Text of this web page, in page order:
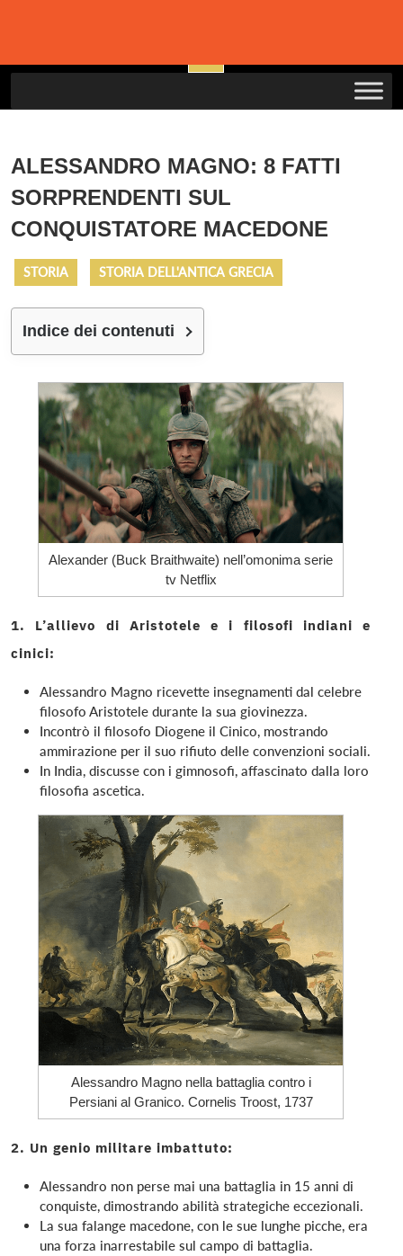
ALESSANDRO MAGNO: 8 FATTI
SORPRENDENTI SUL
CONQUISTATORE MACEDONE
STORIA STORIA DELL'ANTICA GRECIA
Indice dei contenuti
Alexander (Buck Braithwaite) nell’omonima serie
tv Netflix
1. L’allievo di Aristotele e i filosofi indiani e
cinici:
Alessandro Magno ricevette insegnamenti dal celebre
filosofo Aristotele durante la sua giovinezza.
Incontrò il filosofo Diogene il Cinico, mostrando
ammirazione per il suo rifiuto delle convenzioni sociali.
In India, discusse con i gimnosofi, affascinato dalla loro
filosofia ascetica.
Alessandro Magno nella battaglia contro i
Persiani al Granico. Cornelis Troost, 1737
2. Un genio militare imbattuto:
Alessandro non perse mai una battaglia in 15 anni di
conquiste, dimostrando abilità strategiche eccezionali.
La sua falange macedone, con le sue lunghe picche, era
una forza inarrestabile sul campo di battaglia.